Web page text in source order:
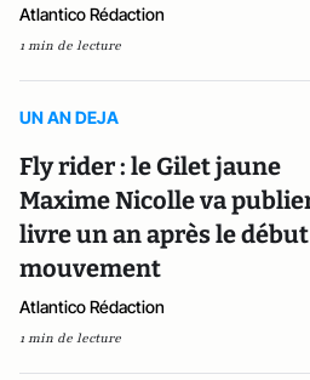
Atlantico Rédaction
1 min de lecture
UN AN DEJA
Fly rider : le Gilet jaune
Maxime Nicolle va
livre un an après le
mouvement
Atlantico Rédaction
1 min de lecture